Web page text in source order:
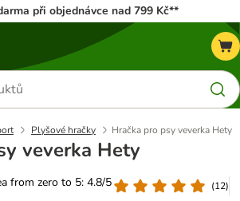
při objednávce nad 799 Kč**
Plyšové hračky Hračka pro psy veverka Hety
veverka Hety
from zero to 5: 4.8/5
(12)